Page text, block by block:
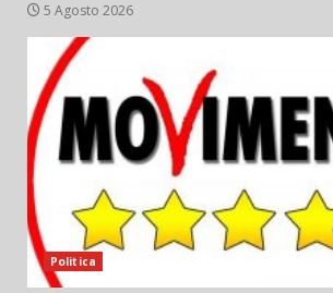
5 Agosto 2026
Politica